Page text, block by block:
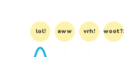
lol! aww vrh! woot?!